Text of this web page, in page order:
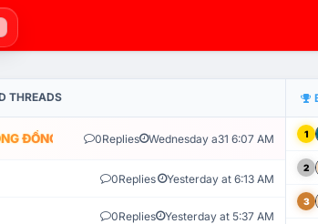
THREADS
ĐỒNG VLIKE.VN: HỆ THỐNG GIÁM SÁT TỰ
0Replies Wednesday a31 6:07 AM
0Replies Yesterday at 6:13 AM
0Replies Yesterday at 5:37 AM
1
2
3